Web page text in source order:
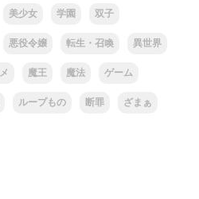
美少女 学園 双子
悪役令嬢 転生・召喚 異世界
魔王 魔法 ゲーム
ループもの 断罪 ざまぁ